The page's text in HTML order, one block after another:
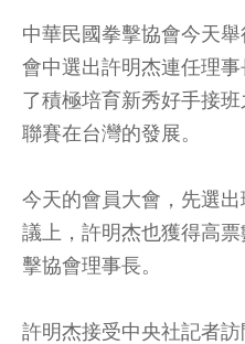
中華民國拳擊協會今天
會中選出許明杰連任理
了積極培育新秀好手接
聯賽在台灣的發展。
今天的會員大會，先選
議上，許明杰也獲得高
擊協會理事長。
許明杰接受中央社記者